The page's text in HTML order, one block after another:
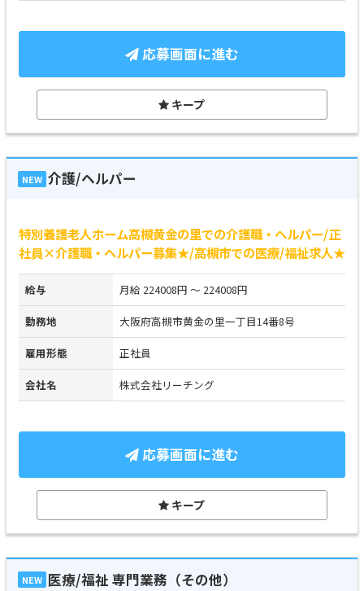
応募画面に進む
キープ
NEW 介護/ヘルパー
特別養護老人ホーム高槻黄金の里での介護職・ヘルパー/正
社員×介護職・ヘルパー募集★/高槻市での医療/福祉求人★
給与 月給 224008円 ～ 224008円
勤務地 大阪府高槻市黄金の里一丁目14番8号
雇用形態 正社員
会社名 株式会社リーチング
応募画面に進む
キープ
NEW 医療/福祉 専門業務（その他）